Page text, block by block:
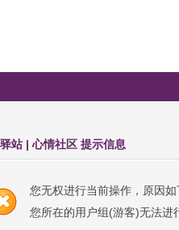
站 | 心情社区 提示信息
您无权进行当前操作，原因如
您所在的用户组(游客)无法进